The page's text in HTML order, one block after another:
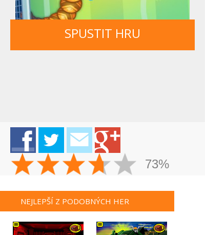
SPUSTIT HRU
73%
NEJLEPŠÍ Z PODOBNÝCH HER